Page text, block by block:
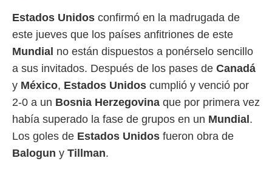
más
nuestra
de
Estados Unidos confirmó en la madrugada de
este jueves que los países anfitriones de este
Mundial no están dispuestos a ponérselo sencillo
a sus invitados. Después de los pases de Canadá
y México, Estados Unidos cumplió y venció por
2-0 a un Bosnia Herzegovina que por primera vez
había superado la fase de grupos en un Mundial .
Los goles de Estados Unidos fueron obra de
Balogun y Tillman.